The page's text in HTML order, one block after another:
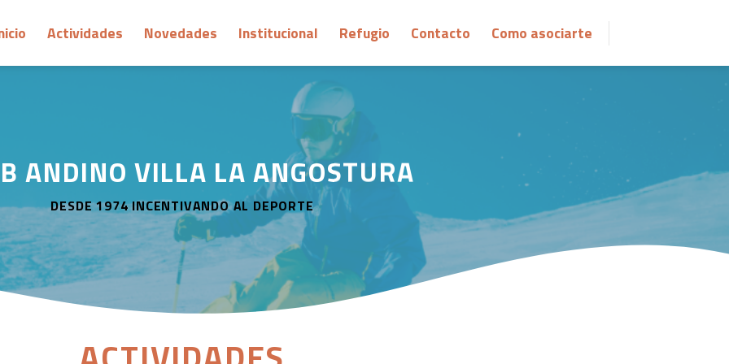
Actividades Novedades Institucional Refugio Contacto Como asociarte
ANDINO VILLA LA ANGOSTURA
DESDE 1974INCENTIVANDO AL DEPORTE